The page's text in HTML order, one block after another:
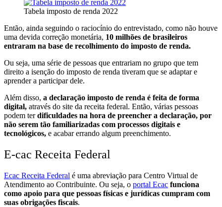
Tabela imposto de renda 2022
Então, ainda seguindo o raciocínio do entrevistado, como não houve
uma devida correção monetária, 10 milhões de brasileiros
entraram na base de recolhimento do imposto de renda.
Ou seja, uma série de pessoas que entrariam no grupo que tem
direito a isenção do imposto de renda tiveram que se adaptar e
aprender a participar dele.
Além disso, a declaração imposto de renda é feita de forma
digital, através do site da receita federal. Então, várias pessoas
podem terdificuldades na hora de preencher a declaração, por
não serem tão familiarizadas com processos digitais e
tecnológicos, e acabar errando algum preenchimento.
E-cac Receita Federal
Ecac Receita Federal é uma abreviação para Centro Virtual de
Atendimento ao Contribuinte. Ou seja, o portal Ecac funciona
como apoio para que pessoas físicas e jurídicas cumpram com
suas obrigações fiscais.